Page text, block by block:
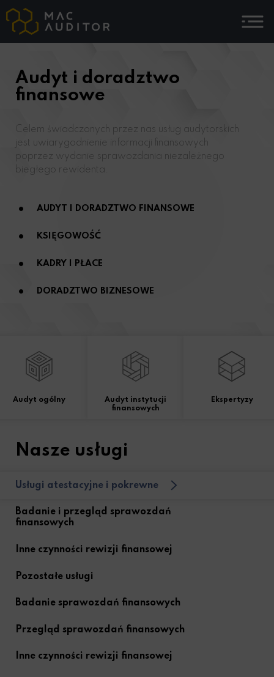
AUDYT I DORADZTWO FINANSOWE
KSIĘGOWOŚĆ
KADRY I PŁACE
DORADZTWO BIZNESOWE
Audyt i doradztwo
finansowe
Celem świadczonych przez nas usług audytorskich
jest uwiarygodnienie informacji finansowych
poprzez wydanie sprawozdania niezależnego
biegłego rewidenta.
Audyt ogólny
Audyt instytucji
finansowych
Ekspertyzy
Nasze usługi
Usługi atestacyjne i pokrewne
Badanie i przegląd sprawozdań
finansowych
Inne czynności rewizji finansowej
Pozostałe usługi
Badanie sprawozdań finansowych
Przegląd sprawozdań finansowych
Inne czynności rewizji finansowej